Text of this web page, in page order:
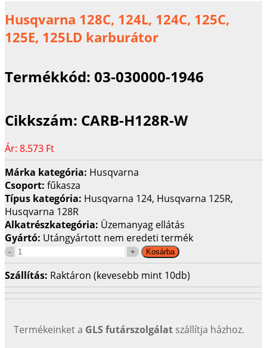
Husqvarna 128C, 124L, 124C, 125C,
125E, 125LD karburátor
Termékkód: 03-030000-1946
Cikkszám: CARB-H128R-W
Ár: 8.573 Ft
Márka kategória: Husqvarna
Csoport: fűkasza
Típus kategória: Husqvarna 124, Husqvarna 125R,
Husqvarna 128R
Alkatrészkategória: Üzemanyag ellátás
Gyártó: Utángyártott nem eredeti termék
Szállítás: Raktáron (kevesebb mint 10db)
Termékeinket a GLS futárszolgálat szállítja házhoz.